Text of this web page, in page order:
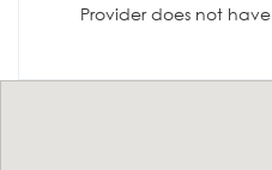
Provider does not